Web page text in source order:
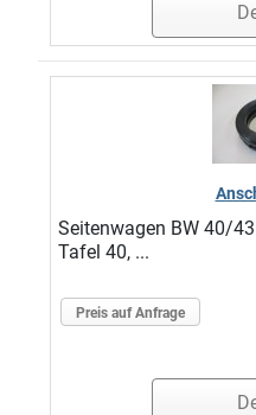
Seitenwagen BW 40/
Tafel 40, ...
Preis auf Anfrage